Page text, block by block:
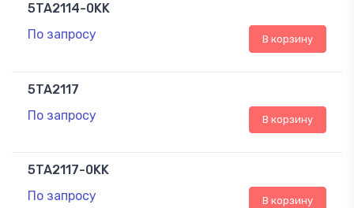
5TA2114-0KK
По запросу
В корзину
5TA2117
По запросу
В корзину
5TA2117-0KK
По запросу
В корзину